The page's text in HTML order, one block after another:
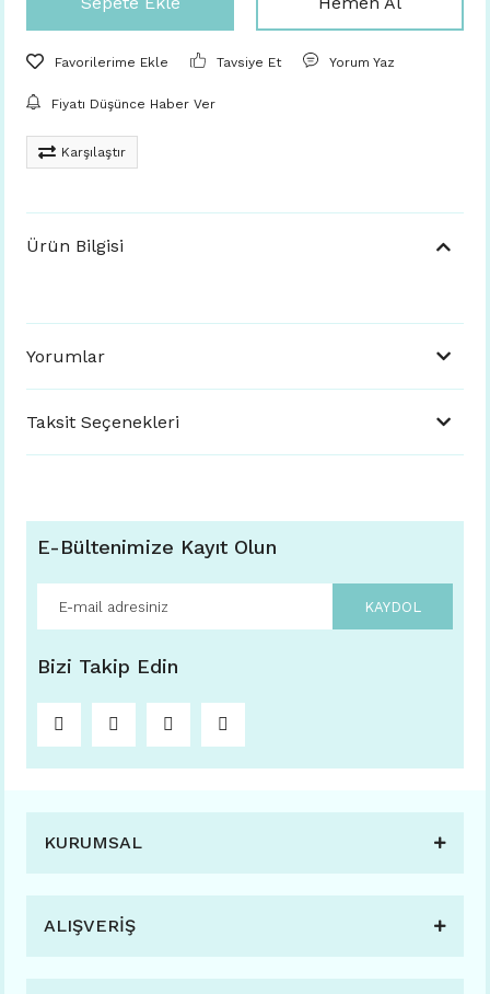
Tavsiye Et Yorum Yaz
Fiyatı Düşünce Haber Ver
Karşılaştır
Ürün Bilgisi
Yorumlar
Taksit Seçenekleri
E-Bültenimize Kayıt Olun
KAYDOL
Bizi Takip Edin
KURUMSAL
ALIŞVERİŞ